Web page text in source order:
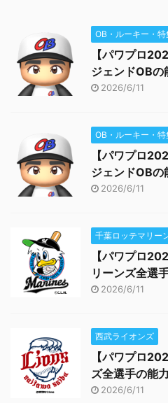
OB・ルーキー・特
【パワプロ
ジェンドOBの
2026/6/11
OB・ルーキー・特
【パワプロ
ジェンドOBの
2026/6/11
千葉ロッテマリー
【パワプロ
リーンズ全選
2026/6/11
西武ライオンズ
【パワプロ
ズ全選手の能
2026/6/11